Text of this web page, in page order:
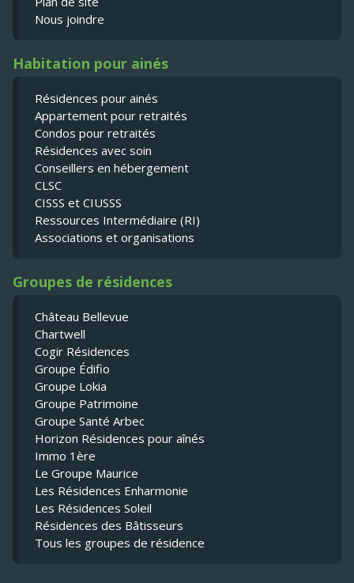
Nous joindre
Habitation pour ainés
Résidences pour ainés
Appartement pour retraités
Condos pour retraités
Résidences avec soin
Conseillers en hébergement
CLSC
CISSS et CIUSSS
Ressources Intermédiaire (RI)
Associations et organisations
Groupes de résidences
Château Bellevue
Chartwell
Cogir Résidences
Groupe Édifio
Groupe Lokia
Groupe Patrimoine
Groupe Santé Arbec
Horizon Résidences pour aînés
Immo 1ère
Le Groupe Maurice
Les Résidences Enharmonie
Les Résidences Soleil
Résidences des Bâtisseurs
Tous les groupes de résidence